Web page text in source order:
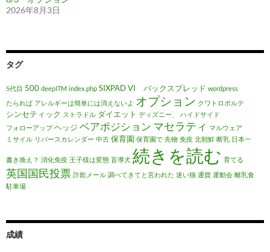
2026年8月3日
タグ
5代目 500 deepITM index.php SIXPADVI バックスプレッド wordpress
たられば アレルギーは簡単には消えないよ オプション クワトロポルテ
シンセティック ストラドル ダイエット ディズニー、
ハイドサイド
フォローアップ ヘッジ ベアポジション マセラティ マルウェア
ミサイル リバースカレンダー 中古 保育園 保育園で 先物 免疫 北朝鮮 断乳 日本一
書き換え？ 消化免疫 王子様は変態 盲導犬 続きを読む 育てる
英国国民投票 詐欺メール 調べてきてと言われた 迷い猫 通貨 運動会 離乳食
駐車場
成績